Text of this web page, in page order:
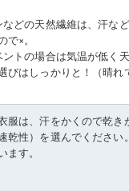
どの天然繊維は、汗な
×。
トの場合は気温が低く
びはしっかりと！（晴れ
服は、汗をかくので乾き
乾性）を選んでください
す。